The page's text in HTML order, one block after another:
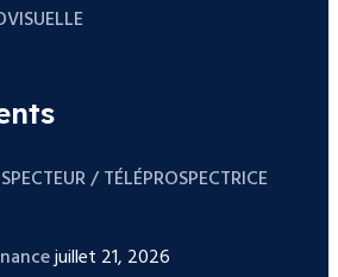
/ TÉLÉPROSPECTRICE
juillet 21, 2026